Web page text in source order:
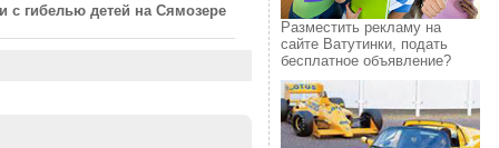
с гибелью детей на Сямозере
Разместить рекламу на
сайте Ватутинки, подать
бесплатное объявление?